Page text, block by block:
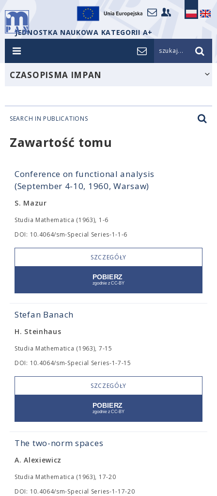
JEDNOSTKA NAUKOWA KATEGORII A+
szukaj...
CZASOPISMA IMPAN
SEARCH IN PUBLICATIONS
Zawartość tomu
Conference on functional analysis
(September 4-10, 1960, Warsaw)
S. Mazur
Studia Mathematica (1963), 1-6
DOI: 10.4064/sm-Special Series-1-1-6
SZCZEGÓŁY
Stefan Banach
H. Steinhaus
Studia Mathematica (1963), 7-15
DOI: 10.4064/sm-Special Series-1-7-15
SZCZEGÓŁY
The two-norm spaces
A. Alexiewicz
Studia Mathematica (1963), 17-20
DOI: 10.4064/sm-Special Series-1-17-20